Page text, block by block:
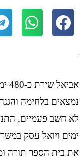
נמצאים בלחימה
ימים ויואל עסק
את בית הספר תורה